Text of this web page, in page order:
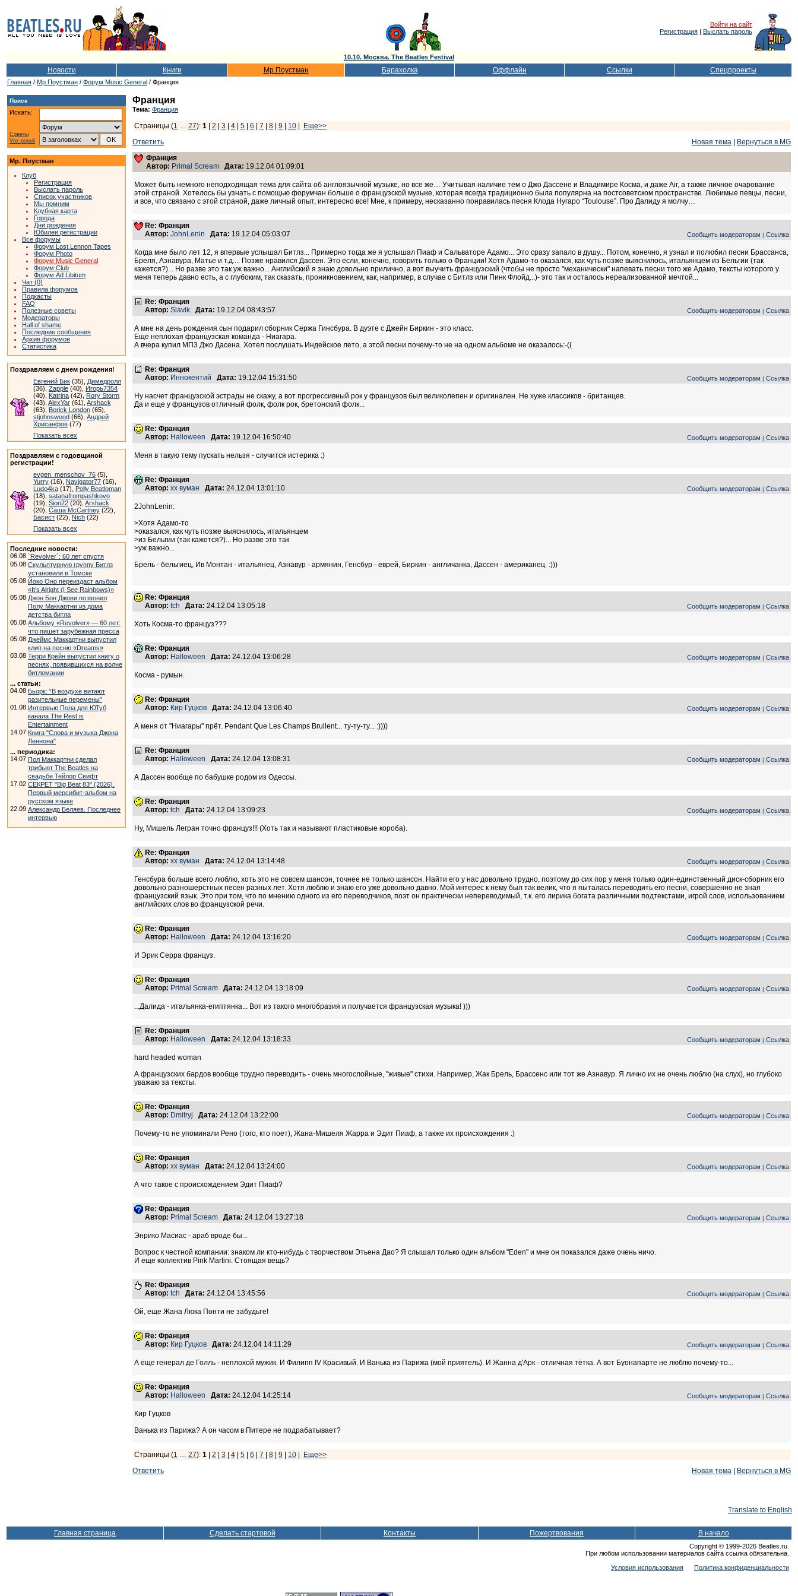
Войти на сайт
Регистрация | Выслать пароль
10.10. Москва. The Beatles Festival
Новости Книги Мр.Поустман Барахолка Оффлайн Ссылки Спецпроекты
Главная / Мр.Поустман / Форум Music General / Франция
Поиск
Искать:
Советы
Vox populi
Мр. Поустман
Клуб
Регистрация
Выслать пароль
Список участников
Мы помним
Клубная карта
Города
Дни рождения
Юбилеи регистрации
Все форумы
Форум Lost Lennon Tapes
Форум Photo
Форум Music General
Форум Club
Форум Ad Libitum
Чат (0)
Правила форумов
Подкасты
FAQ
Полезные советы
Модераторы
Hall of shame
Последние сообщения
Архив форумов
Статистика
Поздравляем с днем рождения!
Евгений Бик (35), Димедролл
(36), Zapple (40), Игорь7354
(40), Katrina (42), Rory Storm
(43), AlexYar (61), Arshack
(63), Borick London (65),
stjohnswood (66), Андрей
Хрисанфов (77)
Показать всех
Поздравляем с годовщиной
регистрации!
evgen_menschov_76 (5),
Yurry (16), Navigator77 (16),
Ludo4ka (17), Polly Beatloman
(18), satanafrompashkovo
(19), Sion22 (20), Arshack
(20), Саша McCartney (22),
Басист (22), Nich (22)
Показать всех
Последние новости:
06.08 `Revolver`: 60 лет спустя
05.08 Скульптурную группу Битлз
установили в Томске
05.08 Йоко Оно переиздаст альбом
«It’s Alright (I See Rainbows)»
05.08 Джон Бон Джови позвонил
Полу Маккартни из дома
детства битла
05.08 Альбому «Revolver» — 60 лет:
что пишет зарубежная пресса
05.08 Джеймс Маккартни выпустил
клип на песню «Dreams»
03.08 Терри Крейн выпустил книгу о
песнях, появившихся на волне
битломании
... статьи:
04.08 Бьорк: “В воздухе витают
разительные перемены”
01.08 Интервью Пола для ЮТуб
канала The Rest is
Entertainment
14.07 Книга "Слова и музыка Джона
Леннона"
... периодика:
14.07 Пол Маккартни сделал
трибьют The Beatles на
свадьбе Тейлор Свифт
17.02 СЕКРЕТ "Big Beat 83" (2026).
Первый мерсибит-альбом на
русском языке
22.09 Александр Беляев. Последнее
интервью
Франция
Тема: Франция
Страницы (1 … 27): 1 2 3 4 5 6 7 8 9 10
Еще>>
Ответить
Новая тема
Вернуться в MG
Франция
Автор: Primal Scream Дата: 19.12.04 01:09:01
Может быть немного неподходящая тема для сайта об англоязычной музыке, но все же… Учитывая наличие тем о Джо Дассене и Владимире Косма, и даже Air, а также личное очарование
этой страной. Хотелось бы узнать с помощью форумчан больше о французской музыке, которая всегда традиционно была популярна на постсоветском пространстве. Любимые певцы, песни,
и все, что связано с этой страной, даже личный опыт, интересно все! Мне, к примеру, несказанно понравилась песня Клода Нугаро “Toulouse”. Про Далиду я молчу…
Re: Франция
Автор: JohnLenin Дата: 19.12.04 05:03:07 Сообщить модераторам | Ссылка
Когда мне было лет 12, я впервые услышал Битлз... Примерно тогда же я услышал Пиаф и Сальваторе Адамо... Это сразу запало в душу... Потом, конечно, я узнал и полюбил песни Брассанса,
Бреля, Азнавура, Матье и т.д.... Позже нравился Дассен. Это если, конечно, говорить только о Франции! Хотя Адамо-то оказался, как чуть позже выяснилось, итальянцем из Бельгии (так
кажется?)... Но разве это так уж важно... Английский я знаю довольно прилично, а вот выучить французский (чтобы не просто "механически" напевать песни того же Адамо, тексты которого у
меня теперь давно есть, а с глубоким, так сказать, проникновением, как, например, в случае с Битлз или Пинк Флойд...)- это так и осталось нереализованной мечтой...
Re: Франция
Автор: Slavik Дата: 19.12.04 08:43:57 Сообщить модераторам | Ссылка
А мне на день рождения сын подарил сборник Сержа Гинсбура. В дуэте с Джейн Биркин - это класс.
Еще неплохая французская команда - Ниагара.
А вчера купил МП3 Джо Дасена. Хотел послушать Индейское лето, а этой песни почему-то не на одном альбоме не оказалось:-((
Re: Франция
Автор: Иннокентий Дата: 19.12.04 15:31:50 Сообщить модераторам | Ссылка
Ну насчет французской эстрады не скажу, а вот прогрессивный рок у французов был великолепен и оригинален. Не хуже классиков - британцев.
Да и еще у французов отличный фолк, фолк рок, бретонский фолк...
Re: Франция
Автор: Halloween Дата: 19.12.04 16:50:40 Сообщить модераторам | Ссылка
Меня в такую тему пускать нельзя - случится истерика :)
Re: Франция
Автор: хх вуман Дата: 24.12.04 13:01:10 Сообщить модераторам | Ссылка
2JohnLenin:
>Хотя Адамо-то
>оказался, как чуть позже выяснилось, итальянцем
>из Бельгии (так кажется?)... Но разве это так
>уж важно...
Брель - бельгиец, Ив Монтан - итальянец, Азнавур - армянин, Генсбур - еврей, Биркин - англичанка, Дассен - американец. :)))
Re: Франция
Автор: tch Дата: 24.12.04 13:05:18 Сообщить модераторам | Ссылка
Хоть Косма-то француз???
Re: Франция
Автор: Halloween Дата: 24.12.04 13:06:28 Сообщить модераторам | Ссылка
Косма - румын.
Re: Франция
Автор: Кир Гуцков Дата: 24.12.04 13:06:40 Сообщить модераторам | Ссылка
А меня от "Ниагары" прёт. Pendant Que Les Champs Brullent... ту-ту-ту... :))))
Re: Франция
Автор: Halloween Дата: 24.12.04 13:08:31 Сообщить модераторам | Ссылка
А Дассен вообще по бабушке родом из Одессы.
Re: Франция
Автор: tch Дата: 24.12.04 13:09:23 Сообщить модераторам | Ссылка
Ну, Мишель Легран точно француз!!! (Хоть так и называют пластиковые короба).
Re: Франция
Автор: хх вуман Дата: 24.12.04 13:14:48 Сообщить модераторам | Ссылка
Генсбура больше всего люблю, хоть это не совсем шансон, точнее не только шансон. Найти его у нас довольно трудно, поэтому до сих пор у меня только один-единственный диск-сборник его
довольно разношерстных песен разных лет. Хотя люблю и знаю его уже довольно давно. Мой интерес к нему был так велик, что я пыталась переводить его песни, совершенно не зная
французский язык. Это при том, что по мнению одного из его переводчиков, поэт он практически непереводимый, т.к. его лирика богата различными подтекстами, игрой слов, использованием
английских слов во французской речи.
Re: Франция
Автор: Halloween Дата: 24.12.04 13:16:20 Сообщить модераторам | Ссылка
И Эрик Серра француз.
Re: Франция
Автор: Primal Scream Дата: 24.12.04 13:18:09 Сообщить модераторам | Ссылка
...Далида - итальянка-египтянка... Вот из такого многобразия и получается французская музыка! )))
Re: Франция
Автор: Halloween Дата: 24.12.04 13:18:33 Сообщить модераторам | Ссылка
hard headed woman
А французских бардов вообще трудно переводить - очень многослойные, "живые" стихи. Например, Жак Брель, Брассенс или тот же Азнавур. Я лично их не очень люблю (на слух), но глубоко
уважаю за тексты.
Re: Франция
Автор: Dmitryj Дата: 24.12.04 13:22:00 Сообщить модераторам | Ссылка
Почему-то не упоминали Рено (того, кто поет), Жана-Мишеля Жарра и Эдит Пиаф, а также их происхождения :)
Re: Франция
Автор: хх вуман Дата: 24.12.04 13:24:00 Сообщить модераторам | Ссылка
А что такое с происхождением Эдит Пиаф?
Re: Франция
Автор: Primal Scream Дата: 24.12.04 13:27:18 Сообщить модераторам | Ссылка
Энрико Масиас - араб вроде бы...
Вопрос к честной компании: знаком ли кто-нибудь с творчеством Этьена Дао? Я слышал только один альбом "Eden" и мне он показался даже очень ничо.
И еще коллектив Pink Martini. Стоящая вещь?
Re: Франция
Автор: tch Дата: 24.12.04 13:45:56 Сообщить модераторам | Ссылка
Ой, еще Жана Люка Понти не забудьте!
Re: Франция
Автор: Кир Гуцков Дата: 24.12.04 14:11:29 Сообщить модераторам | Ссылка
А еще генерал де Голль - неплохой мужик. И Филипп IV Красивый. И Ванька из Парижа (мой приятель). И Жанна д'Арк - отличная тётка. А вот Буонапарте не люблю почему-то...
Re: Франция
Автор: Halloween Дата: 24.12.04 14:25:14 Сообщить модераторам | Ссылка
Кир Гуцков
Ванька из Парижа? А он часом в Питере не подрабатывает?
Страницы (1 … 27): 1 2 3 4 5 6 7 8 9 10
Еще>>
Ответить
Новая тема Вернуться в MG
Translate to English
Главная страница Сделать стартовой Контакты Пожертвования В начало
Copyright © 1999-2026 Beatles.ru.
При любом использовании материалов сайта ссылка обязательна.
Условия использования
Политика конфиденциальности